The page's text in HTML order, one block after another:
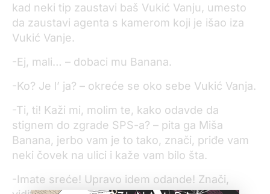
kad neki tip zaustavi baš Vukić Vanju, umesto
da zaustavi agenta s kamerom koji je išao iza
Vukić Vanje.
-Ej, mali… – dobaci mu Banana.
-Ko? Je l’ ja? – okreće se oko sebe Vukić Vanja.
-Ti, ti! Kaži mi, molim te, kako odavde da
stignem do zgrade SPS-a? – pita ga Miša
Banana, jerbo vam je to tako, znači, priđe vam
neki čovek na ulici i kaže vam bilo šta.
-Imate sreće! Upravo idem odande! Znači,